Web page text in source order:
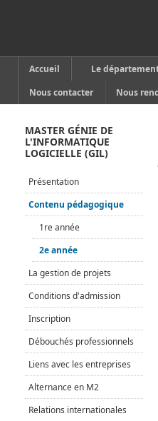
Accueil Le
Nous contacter
Nous
MASTER GÉNIE DE
L'INFORMATIQUE
LOGICIELLE (GIL)
Présentation
Contenu pédagogique
1re année
2e année
La gestion de projets
Conditions d'admission
Inscription
Débouchés professionnels
Liens avec les entreprises
Alternance en M2
Relations internationales